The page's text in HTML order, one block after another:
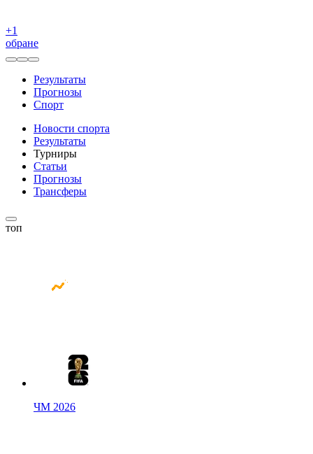
+1
обране
Результаты
Прогнозы
Спорт
Новости спорта
Результаты
Турниры
Статьи
Прогнозы
Трансферы
топ
ЧМ 2026